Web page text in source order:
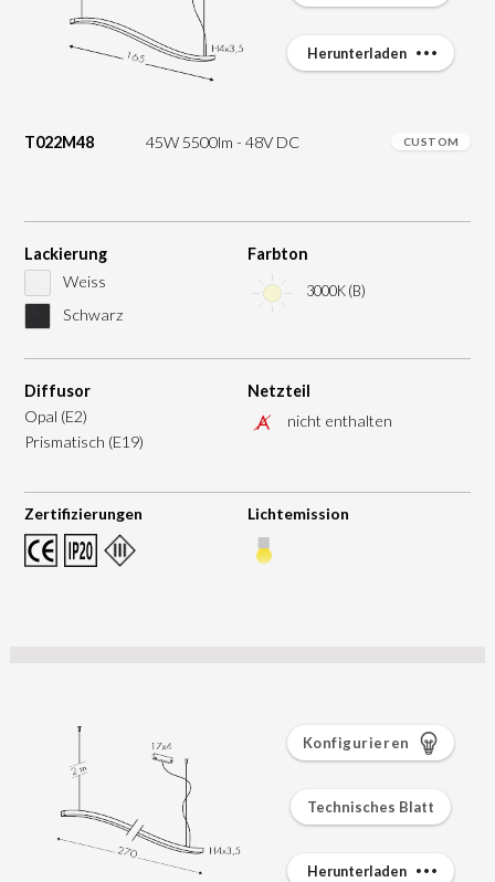
T022M48 45W 5500lm - 48V DC CUSTOM
Lackierung
Weiss
Schwarz
Farbton
3000K (B)
Diffusor
Opal (E2)
Prismatisch (E19)
Netzteil
nicht enthalten
Zertifizierungen Lichtemission
Herunterladen
Konfigurieren
Technisches Blatt
Herunterladen